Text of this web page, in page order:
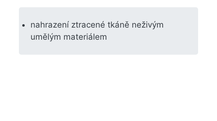
nahrazení ztracené tkáně neživým
umělým materiálem